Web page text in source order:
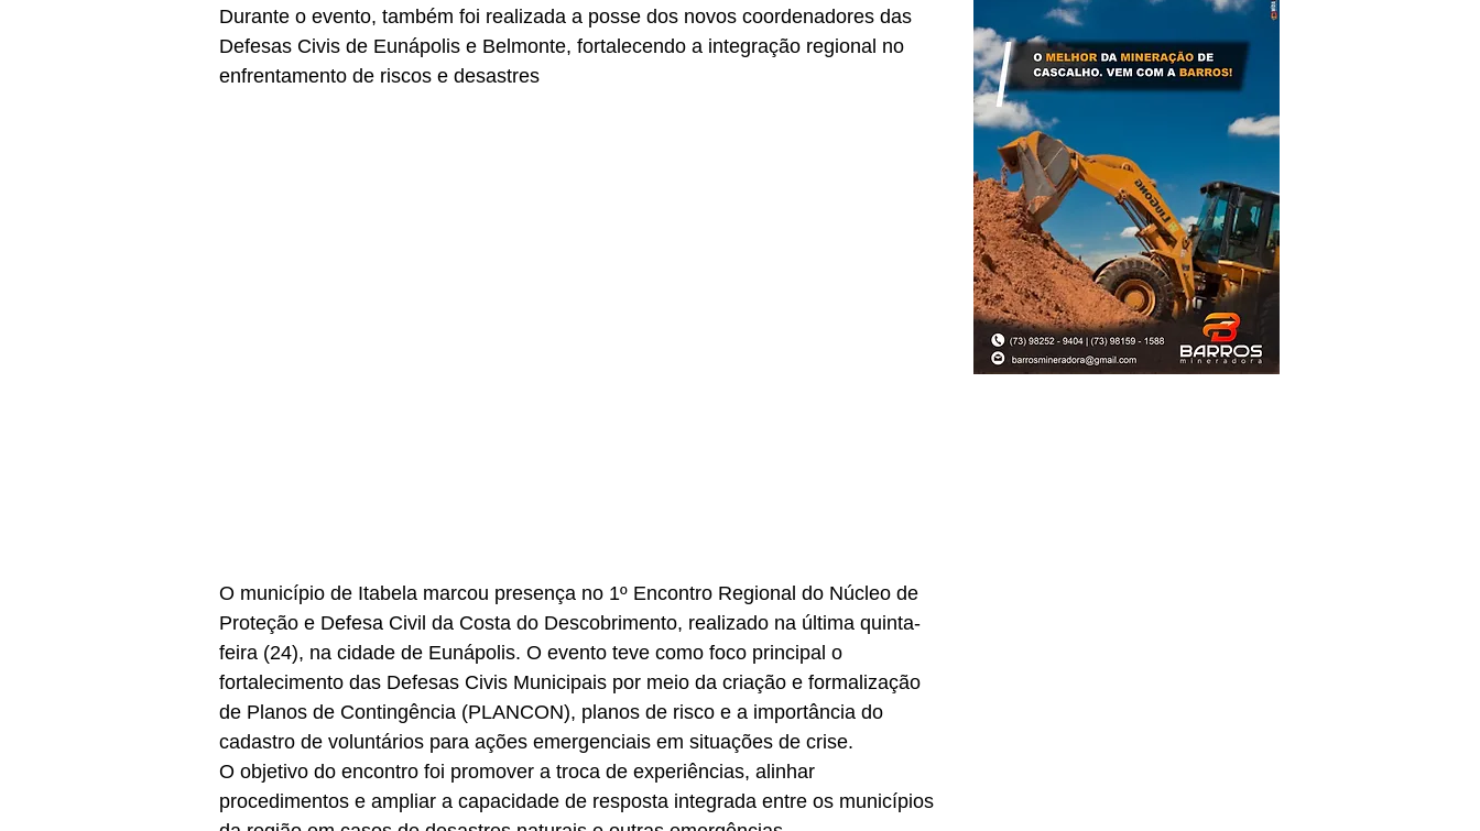
Durante o evento, também foi realizada a posse dos novos coordenadores das
Defesas Civis de Eunápolis e Belmonte, fortalecendo a integração regional no
enfrentamento de riscos e desastres
O município de Itabela marcou presença no 1º Encontro Regional do Núcleo de
Proteção e Defesa Civil da Costa do Descobrimento, realizado na última quinta-
feira (24), na cidade de Eunápolis. O evento teve como foco principal o
fortalecimento das Defesas Civis Municipais por meio da criação e formalização
de Planos de Contingência (PLANCON), planos de risco e a importância do
cadastro de voluntários para ações emergenciais em situações de crise.
O objetivo do encontro foi promover a troca de experiências, alinhar
procedimentos e ampliar a capacidade de resposta integrada entre os municípios